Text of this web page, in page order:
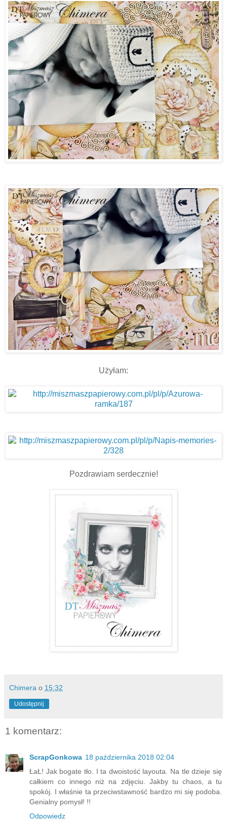
Użyłam:
Pozdrawiam serdecznie!
Chimera o 15:32
Udostępnij
1 komentarz:
ScrapGonkowa 18 października 2018 02:04
ŁaŁ! Jak bogate tło. I ta dwoistość layouta. Na tle dzieje się
całkiem co innego niż na zdjęciu. Jakby tu chaos, a tu
spokój. I właśnie ta przeciwstawność bardzo mi się podoba.
Genialny pomysł! !!
Odpowiedz